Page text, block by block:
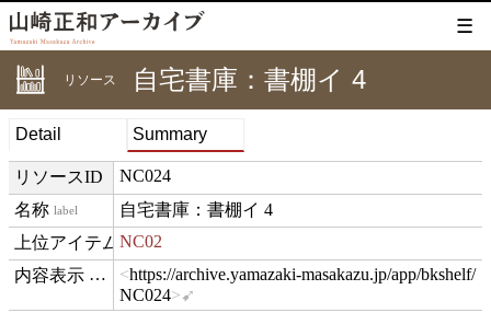
☰
リソース 自宅書庫：書棚イ 4
Detail Summary
リソースID NC024
label 自宅書庫：書棚イ 4
isPartOf
NC02
hasViewhttps://archive.yamazaki-masakazu.jp/app/bkshelf/
NC024